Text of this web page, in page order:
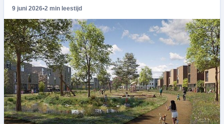
9 juni 2026•2 min leestijd